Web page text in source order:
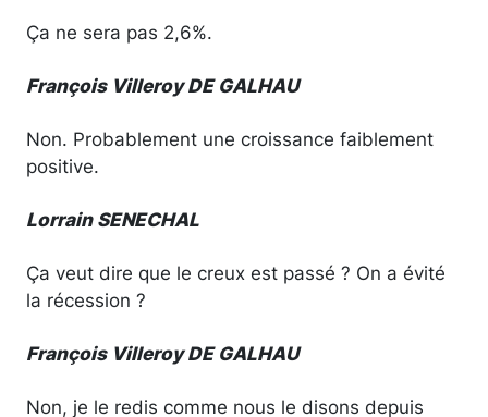
Ça ne sera pas 2,6%.
François Villeroy DE GALHAU
Non. Probablement une croissance faiblement
positive.
Lorrain SENECHAL
Ça veut dire que le creux est passé ? On a évité
la récession ?
François Villeroy DE GALHAU
Non, je le redis comme nous le disons depuis